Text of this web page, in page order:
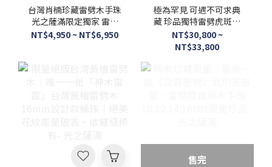
台灣肖楠珍藏雷劈木手珠
光之薩滿限定獨家 雷擊
木 避邪聖物 肖楠木，天
然紋理細緻厚實 -光之薩
NT$4,950 ~ NT$6,950
極為罕見 可遇不可求典
藏 珍品獨特雷劈虎斑花
紋肖楠108念珠6mm-光
之薩滿
NT$30,800 ~
NT$33,800
售完